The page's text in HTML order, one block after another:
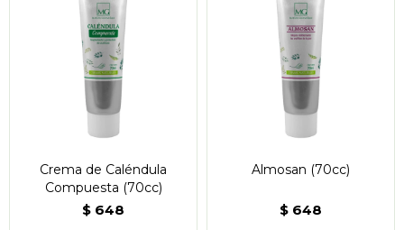
Crema de Caléndula
Compuesta (70cc)
$ 648
Almosan (70cc)
$ 648